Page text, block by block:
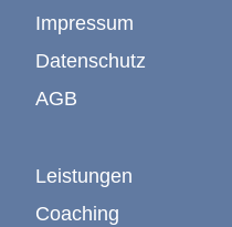
Impressum
Datenschutz
AGB
Leistungen
Coaching